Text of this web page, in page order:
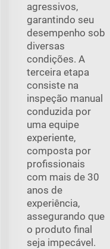
agressivos,
garantindo seu
desempenho sob
diversas
condições. A
terceira etapa
consiste na
inspeção manual
conduzida por
uma equipe
experiente,
composta por
profissionais
com mais de 30
anos de
experiência,
assegurando que
o produto final
seja impecável.